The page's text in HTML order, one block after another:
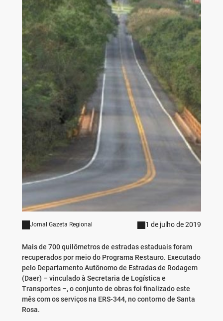
Jornal Gazeta Regional 1 de julho de 2019
Mais de 700 quilômetros de estradas estaduais foram
recuperados por meio do Programa Restauro. Executado
pelo Departamento Autônomo de Estradas de Rodagem
(Daer) – vinculado à Secretaria de Logística e
Transportes –, o conjunto de obras foi finalizado este
mês com os serviços na ERS-344, no contorno de Santa
Rosa.